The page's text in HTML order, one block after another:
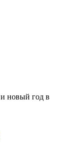
и новый год в